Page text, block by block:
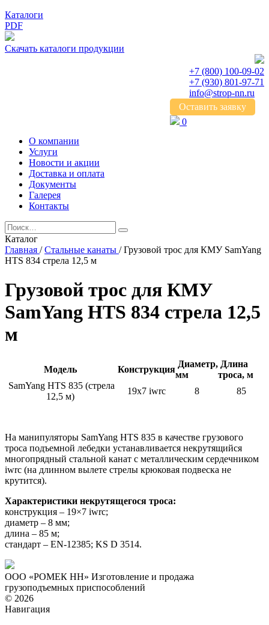
Каталоги
PDF
Скачать каталоги продукции
+7 (800) 100-09-02
+7 (930) 801-97-71
info@strop-nn.ru
Оставить заявку
0
О компании
Услуги
Новости и акции
Доставка и оплата
Документы
Галерея
Контакты
Каталог
Главная / Стальные канаты / Грузовой трос для КМУ SamYang
HTS 834 стрела 12,5 м
Грузовой трос для КМУ
SamYang HTS 834 стрела 12,5
м
Модель Конструкция
Диаметр,
мм
Длина
троса, м
SamYang HTS 835 (стрела
12,5 м)
19х7 iwrc 8 85
На манипуляторы SamYang HTS 835 в качестве грузового
троса подъемной лебедки устанавливается некрутящийся
многопрядный стальной канат с металлическим сердечником
iwrc (на длинном вылете стрелы крюковая подвеска не
крутится).
Характеристики некрутящегося троса:
конструкция – 19×7 iwrc;
диаметр – 8 мм;
длина – 85 м;
стандарт – EN-12385; KS D 3514.
ООО «РОМЕК НН» Изготовление и продажа
грузоподъемных приспособлений
© 2026
Навигация